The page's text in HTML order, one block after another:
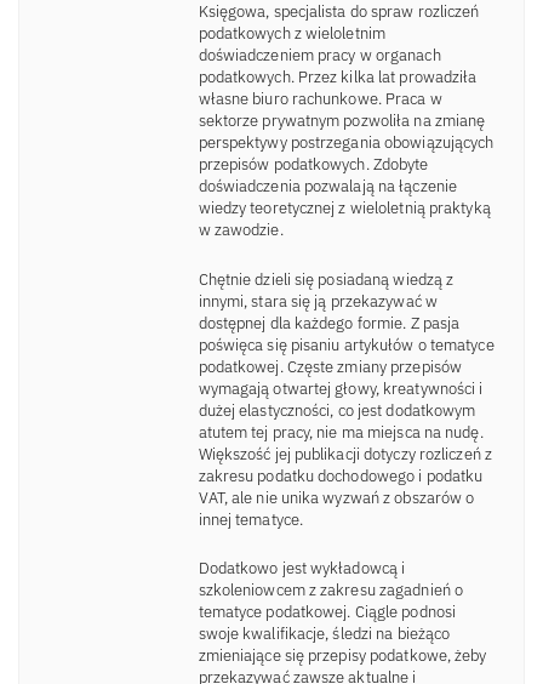
Księgowa, specjalista do spraw rozliczeń
podatkowych z wieloletnim
doświadczeniem pracy w organach
podatkowych. Przez kilka lat prowadziła
własne biuro rachunkowe. Praca w
sektorze prywatnym pozwoliła na zmianę
perspektywy postrzegania obowiązujących
przepisów podatkowych. Zdobyte
doświadczenia pozwalają na łączenie
wiedzy teoretycznej z wieloletnią praktyką
w zawodzie.
Chętnie dzieli się posiadaną wiedzą z
innymi, stara się ją przekazywać w
dostępnej dla każdego formie. Z pasja
poświęca się pisaniu artykułów o tematyce
podatkowej. Częste zmiany przepisów
wymagają otwartej głowy, kreatywności i
dużej elastyczności, co jest dodatkowym
atutem tej pracy, nie ma miejsca na nudę.
Większość jej publikacji dotyczy rozliczeń z
zakresu podatku dochodowego i podatku
VAT, ale nie unika wyzwań z obszarów o
innej tematyce.
Dodatkowo jest wykładowcą i
szkoleniowcem z zakresu zagadnień o
tematyce podatkowej. Ciągle podnosi
swoje kwalifikacje, śledzi na bieżąco
zmieniające się przepisy podatkowe, żeby
przekazywać zawsze aktualne i